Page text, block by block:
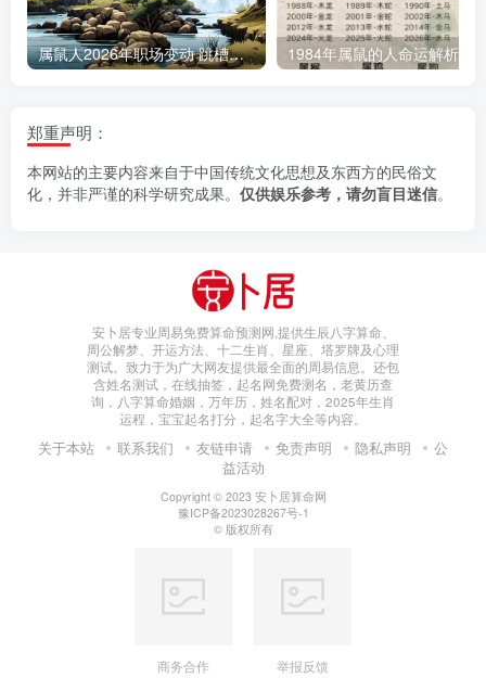
属鼠人2026年职场变动 跳槽吉凶解析 1984年属鼠的人命运解析
郑重声明：
本网站的主要内容来自于中国传统文化思想及东西方的民俗文
化，并非严谨的科学研究成果。 仅供娱乐参考，请勿盲目迷信。
安卜居专业周易免费算命预测网,提供生辰八字算命、
周公解梦、开运方法、十二生肖、星座、塔罗牌及心理
测试。致力于为广大网友提供最全面的周易信息。还包
含姓名测试，在线抽签，起名网免费测名，老黄历查
询，八字算命婚姻，万年历，姓名配对，2025年生肖
运程，宝宝起名打分，起名字大全等内容。
关于本站 联系我们 友链申请 免责声明 隐私声明
公
益活动
Copyright © 2023 安卜居算命网
豫ICP备2023028267号-1
© 版权所有
商务合作 举报反馈